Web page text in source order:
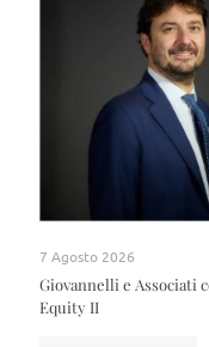
7 Agosto 2026
Giovannelli e Associati
Equity II